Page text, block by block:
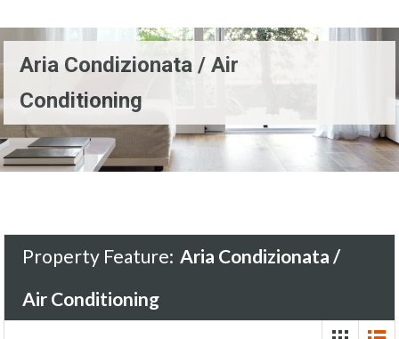
Aria Condizionata / Air
Conditioning
Property Feature: Aria Condizionata /
Air Conditioning